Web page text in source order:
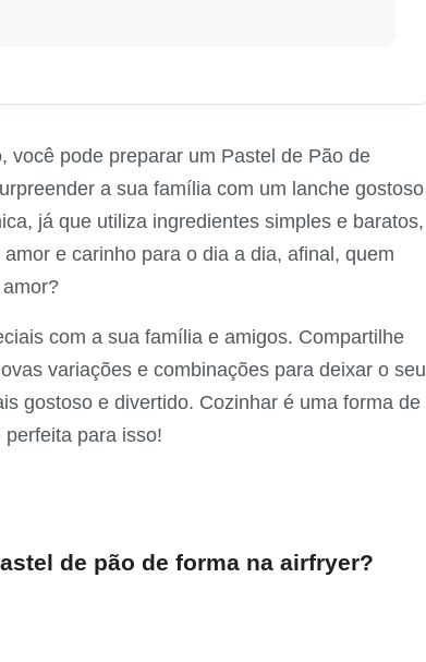
você pode preparar um Pastel de Pão de
a sua família com um lanche gostoso
já que utiliza ingredientes simples e baratos,
e carinho para o dia a dia, afinal, quem
com a sua família e amigos. Compartilhe
variações e combinações para deixar o seu
gostoso e divertido. Cozinhar é uma forma de
para isso!
de pão de forma na airfryer?